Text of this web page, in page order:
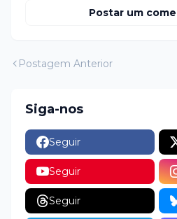
Postar um
Postagem Anterior
Siga-nos
Seguir
Seguir
Seguir